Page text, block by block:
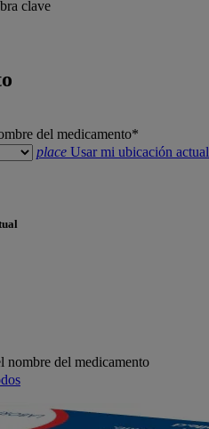
clave
del medicamento*
place Usar mi ubicación actual
nombre del medicamento